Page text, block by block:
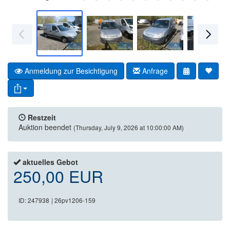
Anmeldung zur Besichtigung Anfrage
Restzeit
Auktion beendet (Thursday, July 9, 2026 at 10:00:00 AM)
aktuelles Gebot
250,00 EUR
ID: 247938 | 26pv1206-159